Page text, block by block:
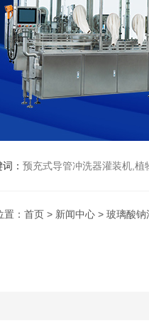
： 预充式导管冲洗器灌装机,
： 首页 > 新闻中心 > 玻璃酸钠